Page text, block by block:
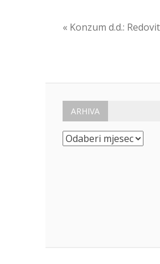
Navigacija
« Konzum d.d.:
ARHIVA
Arhiva